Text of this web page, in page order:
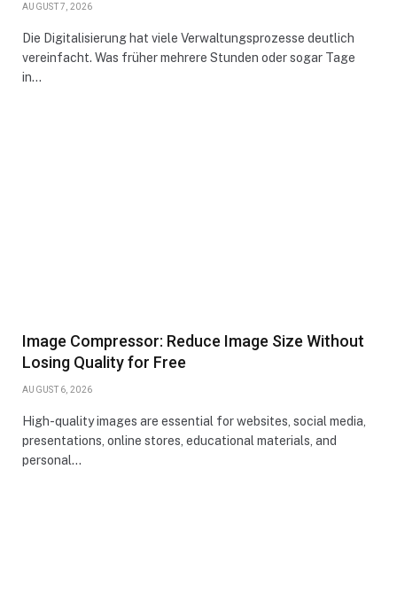
AUGUST 7, 2026
Die Digitalisierung hat viele Verwaltungsprozesse deutlich
vereinfacht. Was früher mehrere Stunden oder sogar Tage
in…
Image Compressor: Reduce Image Size Without
Losing Quality for Free
AUGUST 6, 2026
High-quality images are essential for websites, social media,
presentations, online stores, educational materials, and
personal…